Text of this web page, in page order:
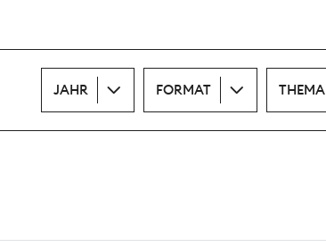
JAHR FORMAT THEMA